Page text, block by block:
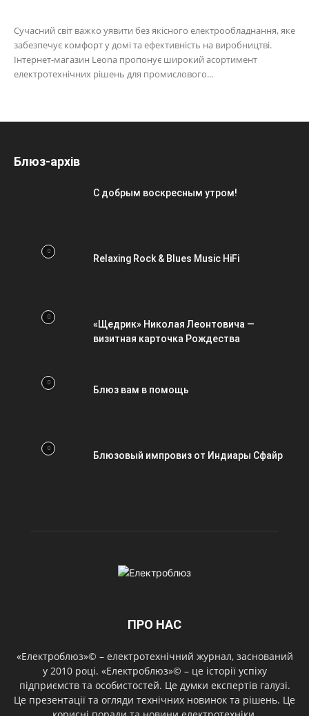
Сучасний світ важко уявити без якісного електрообладнання, яке
забезпечує комфорт у домі та ефективність на виробництві.
Інтернет-магазин Leona пропонує широкий асортимент
електротехнічних рішень для промислового...
Блюз-архів
С добрым воскресным утром!
Relaxing Rock & Blues Music HiFi
«Щедрик» Николая Леонтовича —
визитная карточка Рождества
Блюз вам в помощь
Блюзовый импровиз от Индиары Сфайр
ПРО НАС
«Електроблюз»© – електротехнічний журнал, заснований
у 2010 році. «Електроблюз»© – це історії успіху
підприємств та особистостей. Це думки експертів галузі.
Це презентації та огляди технічних новинок та рішень. Це